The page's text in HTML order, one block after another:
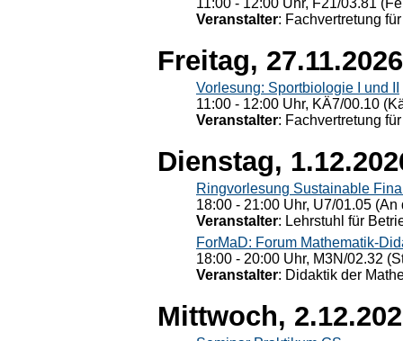
11:00 - 12:00 Uhr, F21/03.81
Veranstalter: Fachvertretung
Freitag, 27.11.2026
Vorlesung: Sportbiologie I und II
11:00 - 12:00 Uhr, KÄ7/00.10
Veranstalter: Fachvertretung
Dienstag,
Ringvorlesung Sustainable
18:00 - 21:00 Uhr, U7/01.05
Veranstalter: Lehrstuhl für
ForMaD: Forum Mathematik-
18:00 - 20:00 Uhr, M3N/02.32
Veranstalter: Didaktik der
Mittwoch,